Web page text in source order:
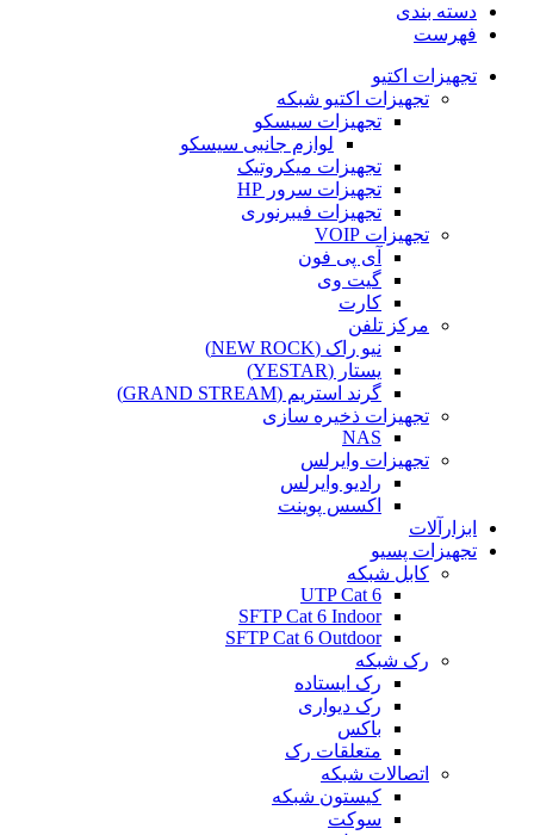
دسته بندی
فهرست
تجهیزات اکتیو
تجهیزات اکتیو شبکه
تجهیزات سیسکو
لوازم جانبی سیسکو
تجهیزات میکروتیک
تجهیزات سرور HP
تجهیزات فیبرنوری
تجهیزات VOIP
آی پی فون
گیت وی
کارت
مرکز تلفن
نیو راک (NEW ROCK)
یستار (YESTAR)
گرند استریم (GRAND STREAM)
تجهیزات ذخیره سازی
NAS
تجهیزات وایرلس
رادیو وایرلس
اکسس پوینت
ابزارآلات
تجهیزات پسیو
کابل شبکه
UTP Cat 6
SFTP Cat 6 Indoor
SFTP Cat 6 Outdoor
رک شبکه
رک ایستاده
رک دیواری
باکس
متعلقات رک
اتصالات شبکه
کیستون شبکه
سوکت